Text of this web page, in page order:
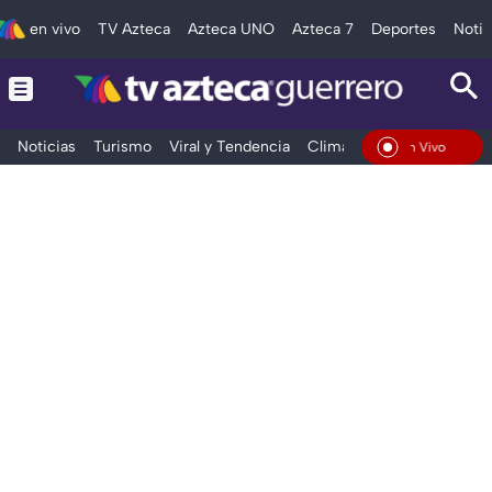
en vivo TV Azteca Azteca UNO Azteca 7 Deportes
Noticias Turismo Viral y Tendencia Clima Deportes
En Vivo